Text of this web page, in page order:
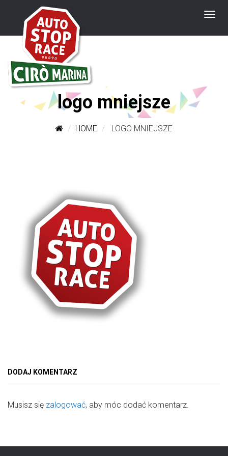
logo mniejsze
HOME LOGO MNIEJSZE
DODAJ KOMENTARZ
Musisz się zalogować, aby móc dodać komentarz.